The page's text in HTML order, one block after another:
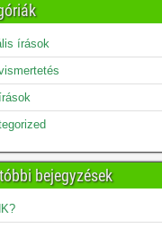
írások
bejegyzések